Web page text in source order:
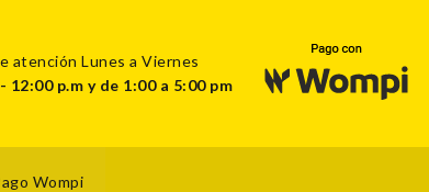
atención Lunes a Viernes
12:00 p.m y de 1:00 a 5:00 pm
Wompi